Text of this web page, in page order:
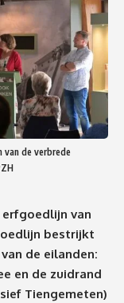
van de verbrede
van
bestrijkt
de eilanden:
en de zuidrand
Tiengemeten)